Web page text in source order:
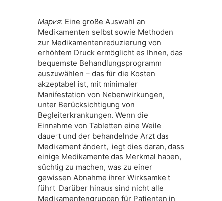
Мария: Eine große Auswahl an
Medikamenten selbst sowie Methoden
zur Medikamentenreduzierung von
erhöhtem Druck ermöglicht es Ihnen, das
bequemste Behandlungsprogramm
auszuwählen – das für die Kosten
akzeptabel ist, mit minimaler
Manifestation von Nebenwirkungen,
unter Berücksichtigung von
Begleiterkrankungen. Wenn die
Einnahme von Tabletten eine Weile
dauert und der behandelnde Arzt das
Medikament ändert, liegt dies daran, dass
einige Medikamente das Merkmal haben,
süchtig zu machen, was zu einer
gewissen Abnahme ihrer Wirksamkeit
führt. Darüber hinaus sind nicht alle
Medikamentengruppen für Patienten in